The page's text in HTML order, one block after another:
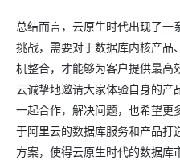
总结而言，云原生时代出现了一
挑战，需要对于数据库内核产品
机整合，才能够为客户提供最高
云诚挚地邀请大家体验自身的产
一起合作，解决问题，也希望更
于阿里云的数据库服务和产品打
方案，使得云原生时代的数据库